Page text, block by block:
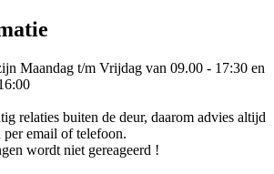
Maandag t/m Vrijdag van 09.00 - 17:30 en
relaties buiten de deur, daarom advies altijd
per email of telefoon.
wordt niet gereageerd !